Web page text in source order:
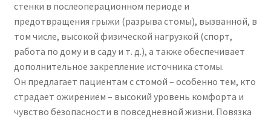
стенки в послеоперационном периоде и
предотвращения грыжи (разрыва стомы), вызванной, в
том числе, высокой физической нагрузкой (спорт,
работа по дому и в саду и т. д.), а также обеспечивает
дополнительное закрепление источника стомы.
Он предлагает пациентам с стомой – особенно тем, кто
страдает ожирением – высокий уровень комфорта и
чувство безопасности в повседневной жизни. Повязка